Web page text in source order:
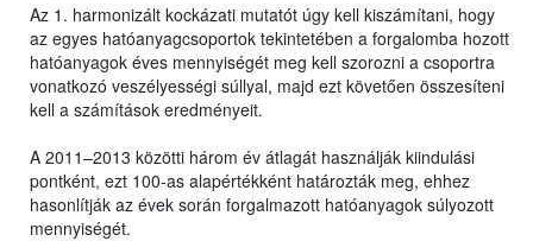
Az 1. harmonizált kockázati mutatót úgy kell kiszámítani, hogy
az egyes hatóanyagcsoportok tekintetében a forgalomba hozott
hatóanyagok éves mennyiségét meg kell szorozni a csoportra
vonatkozó veszélyességi súllyal, majd ezt követően összesíteni
kell a számítások eredményeit.
A 2011–2013 közötti három év átlagát használják kiindulási
pontként, ezt 100-as alapértékként határozták meg, ehhez
hasonlítják az évek során forgalmazott hatóanyagok súlyozott
mennyiségét.